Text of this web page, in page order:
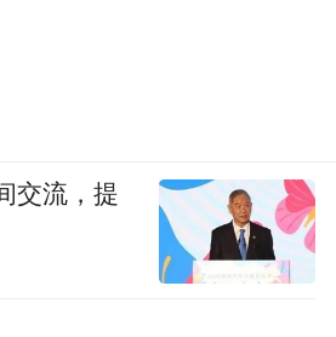
交流，提